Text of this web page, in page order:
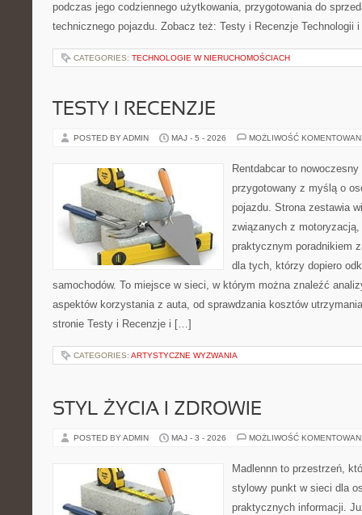
podczas jego codziennego użytkowania, przygotowania do
technicznego pojazdu. Zobacz też: Testy i Recenzje
CATEGORIES: TECHNOLOGIE W NIERUCHOMOŚCIACH
TESTY I RECENZJE
POSTED BY ADMIN MAJ - 5 - 2026 MOŻLIWOŚĆ
Rentdabcar to
przygotowany z myślą o
pojazdu. Strona zestawia
związanych z
praktycznym poradnikiem
dla tych, którzy dopiero
samochodów. To miejsce w sieci, w którym można znaleźć
aspektów korzystania z auta, od sprawdzania kosztów
stronie Testy i Recenzje i […]
CATEGORIES: ARTYSTYCZNE WYZWANIA
STYL ŻYCIA I ZDROWIE
POSTED BY ADMIN MAJ - 3 - 2026 MOŻLIWOŚĆ
Madlennn to przestrzeń,
stylowy punkt w sieci dla
praktycznych informacji.